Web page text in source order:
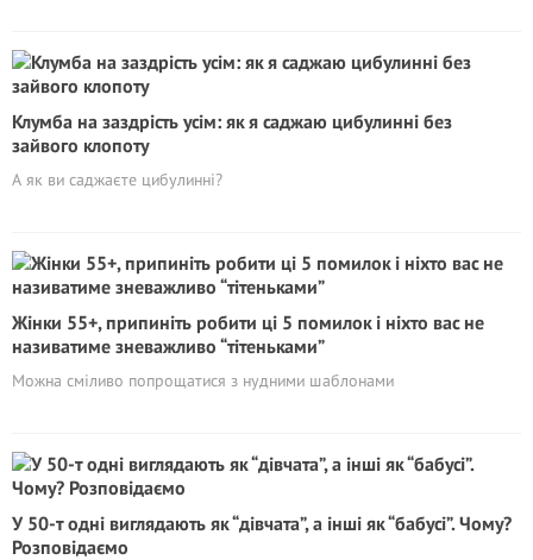
Клумба на заздрість усім: як я саджаю цибулинні без
зайвого клопоту
А як ви саджаєте цибулинні?
Жінки 55+, припиніть робити ці 5 помилок і ніхто вас не
називатиме зневажливо “тітеньками”
Можна сміливо попрощатися з нудними шаблонами
У 50-т одні виглядають як “дівчата”, а інші як “бабусі”. Чому?
Розповідаємо